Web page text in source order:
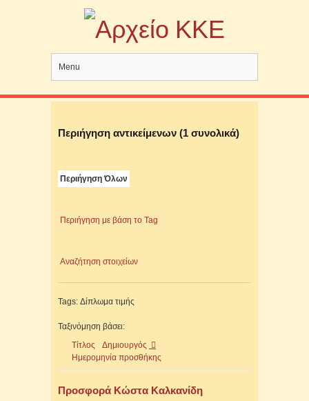
Menu
Περιήγηση αντικείμενων (1 συνολικά)
Περιήγηση Όλων
Περιήγηση με βάση το Tag
Αναζήτηση στοιχείων
Tags: Δίπλωμα τιμής
Ταξινόμηση βάσει:
Τίτλος
Δημιουργός
Ημερομηνία προσθήκης
Προσφορά Κώστα Καλκανίδη